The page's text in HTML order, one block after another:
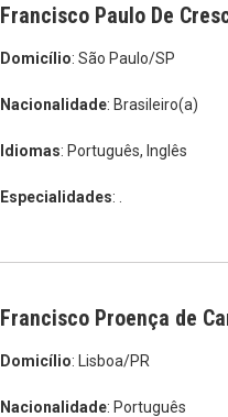
Francisco Paulo De
Domicílio: São Paulo/SP
Nacionalidade: Brasileiro(a)
Idiomas: Português, Inglês
Especialidades: .
Francisco Proença de
Domicílio: Lisboa/PR
Nacionalidade: Português